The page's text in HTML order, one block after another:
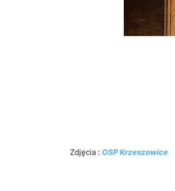
Zdjęcia : OSP Krzeszowice